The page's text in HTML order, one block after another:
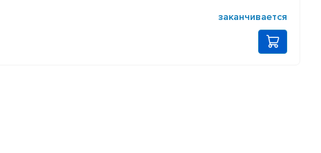
заканчивается